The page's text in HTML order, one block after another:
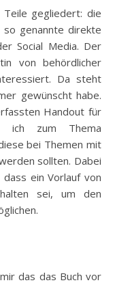
gegliedert: die
so genannte direkte
Social Media. Der
von behördlicher
Da steht
gewünscht habe.
Handout für
ich zum Thema
bei Themen mit
sollten. Dabei
ein Vorlauf von
sei, um den
das das Buch vor